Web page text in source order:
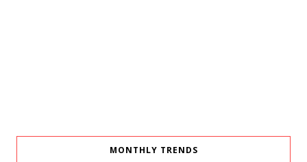
MONTHLY TRENDS